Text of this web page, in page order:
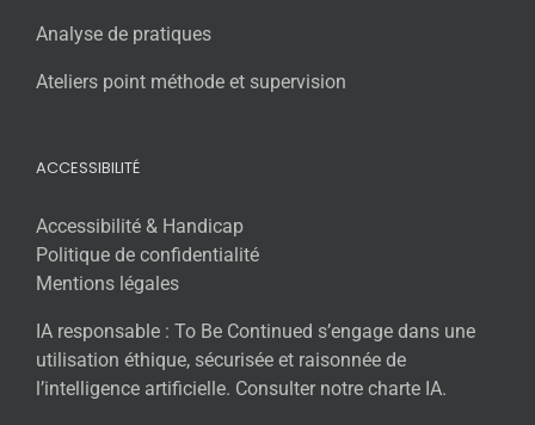
Analyse de pratiques
Ateliers point méthode et supervision
ACCESSIBILITÉ
Accessibilité & Handicap
Politique de confidentialité
Mentions légales
IA responsable : To Be Continued s’engage dans une
utilisation éthique, sécurisée et raisonnée de
l’intelligence artificielle. Consulter notre charte IA.